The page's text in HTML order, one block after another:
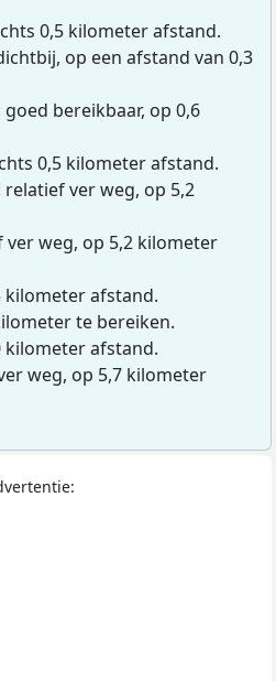
0,5 kilometer afstand.
op een afstand van 0,3
bereikbaar, op 0,6
0,5 kilometer afstand.
ver weg, op 5,2
weg, op 5,2 kilometer
kilometer afstand.
te bereiken.
kilometer afstand.
weg, op 5,7 kilometer